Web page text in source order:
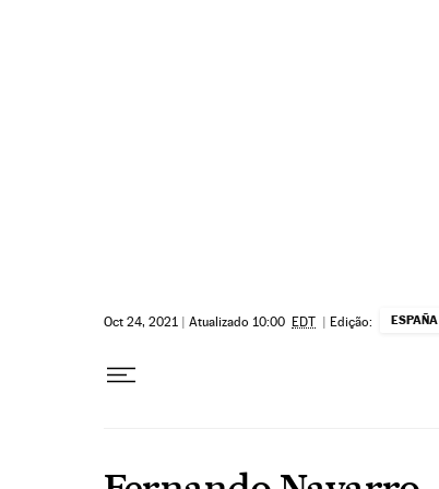
Oct 24, 2021 | Atualizado 10:00 EDT | Edição: ESPAÑA